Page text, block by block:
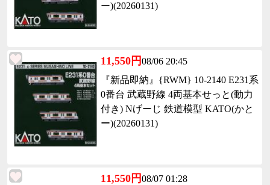
ー)(20260131)
11,550円08/06 20:45
『新品即納』{RWM} 10-2140 E231系
0番台 武蔵野線 4両基本せっと(動力
付き) Nげーじ 鉄道模型 KATO(かと
ー)(20260131)
11,550円08/07 01:28